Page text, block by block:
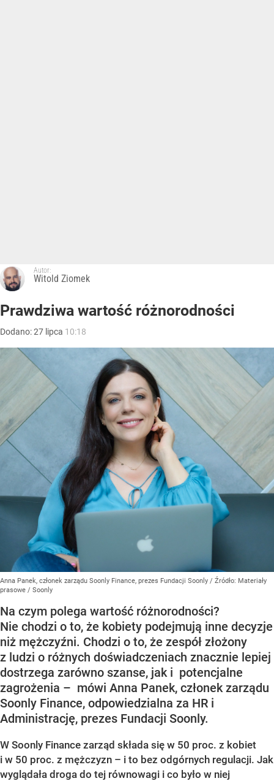
Autor:
Witold Ziomek
Prawdziwa wartość różnorodności
Dodano:27 lipca 10:18
Anna Panek, członek zarządu Soonly Finance, prezes Fundacji Soonly / Źródło: Materiały
prasowe / Soonly
Na czym polega wartość różnorodności?
Nie chodzi o to, że kobiety podejmują inne decyzje
niż mężczyźni. Chodzi o to, że zespół złożony
z ludzi o różnych doświadczeniach znacznie lepiej
dostrzega zarówno szanse, jak i potencjalne
zagrożenia – mówi Anna Panek, członek zarządu
Soonly Finance, odpowiedzialna za HR i
Administrację, prezes Fundacji Soonly.
W Soonly Finance zarząd składa się w 50 proc. z kobiet
i w 50 proc. z mężczyzn – i to bez odgórnych regulacji. Jak
wyglądała droga do tej równowagi i co było w niej